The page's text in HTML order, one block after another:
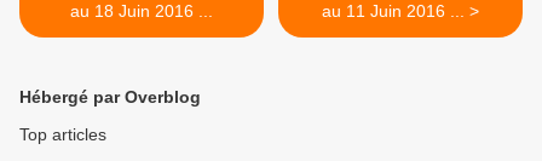
au 18 Juin 2016 ...
au 11 Juin 2016 ... >
Hébergé par Overblog
Top articles